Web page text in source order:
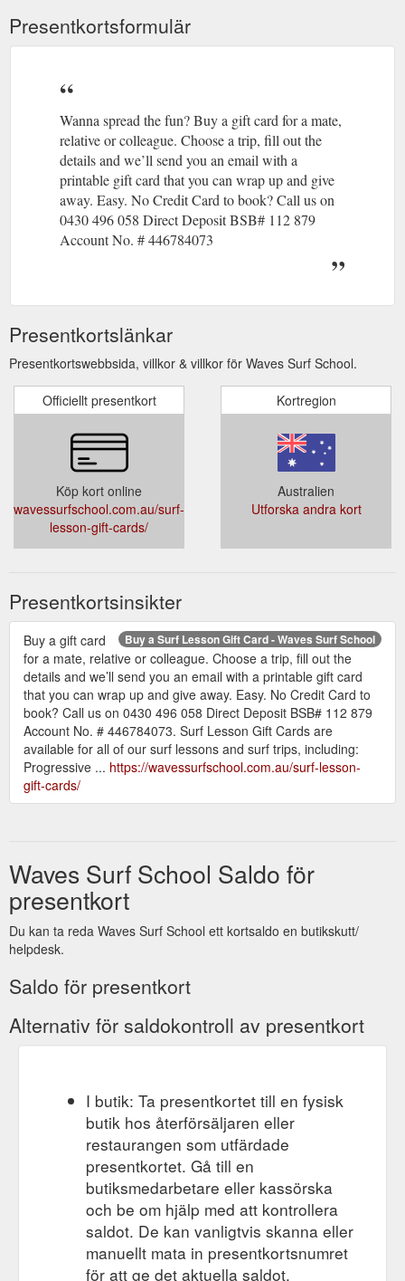
Presentkortsformulär
Wanna spread the fun? Buy a gift card for a mate,
relative or colleague. Choose a trip, fill out the
details and we’ll send you an email with a
printable gift card that you can wrap up and give
away. Easy. No Credit Card to book? Call us on
0430 496 058 Direct Deposit BSB# 112 879
Account No. # 446784073
Presentkortslänkar
Presentkortswebbsida, villkor & villkor för Waves Surf School.
Officiellt presentkort
Köp kort online
wavessurfschool.com.au/surf-
lesson-gift-cards/
Kortregion
Australien
Utforska andra kort
Presentkortsinsikter
Buy a Surf Lesson Gift Card - Waves Surf School
Buy a gift card
for a mate, relative or colleague. Choose a trip, fill out the
details and we’ll send you an email with a printable gift card
that you can wrap up and give away. Easy. No Credit Card to
book? Call us on 0430 496 058 Direct Deposit BSB# 112 879
Account No. # 446784073. Surf Lesson Gift Cards are
available for all of our surf lessons and surf trips, including:
Progressive ... https://wavessurfschool.com.au/surf-lesson-
gift-cards/
Waves Surf School Saldo för
presentkort
Du kan ta reda Waves Surf School ett kortsaldo en butikskutt/
helpdesk.
Saldo för presentkort
Alternativ för saldokontroll av presentkort
I butik: Ta presentkortet till en fysisk
butik hos återförsäljaren eller
restaurangen som utfärdade
presentkortet. Gå till en
butiksmedarbetare eller kassörska
och be om hjälp med att kontrollera
saldot. De kan vanligtvis skanna eller
manuellt mata in presentkortsnumret
för att ge det aktuella saldot.